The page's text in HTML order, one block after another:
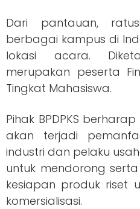
Dari pantauan,
berbagai kampus di
lokasi acara.
merupakan peserta
Tingkat Mahasiswa.
Pihak BPDPKS
akan terjadi
industri dan pelaku
untuk mendorong
kesiapan produk riset
komersialisasi.